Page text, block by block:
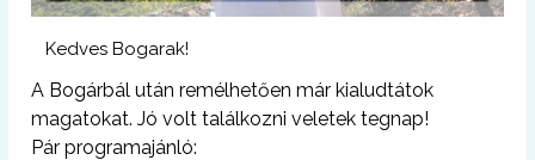
Kedves Bogarak!
A Bogárbál után remélhetően már kialudtátok
magatokat. Jó volt találkozni veletek tegnap!
Pár programajánló: